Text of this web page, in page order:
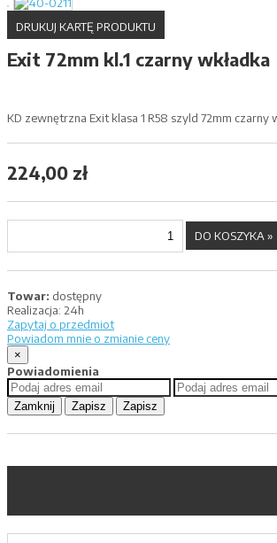
DRUKUJ KARTĘ PRODUKTU
Exit 72mm kl.1 czarny wkładka
KD zewnętrzna Exit klasa 1 R58 szyld 72mm czarny
224,00 zł
Towar: dostępny
Realizacja: 24h
Zapytaj o przedmiot
Powiadom mnie o zmianie ceny
×
Powiadomienia
Zamknij Zapisz Zapisz